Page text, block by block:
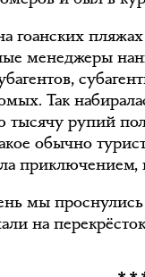
пляжах
менеджеры
Так
тысячу рупий
обычно
приключением,
мы проснулись
на